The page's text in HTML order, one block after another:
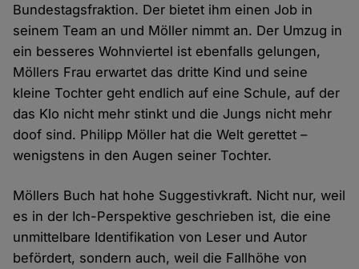
Bundestagsfraktion. Der bietet ihm einen Job in
seinem Team an und Möller nimmt an. Der Umzug in
ein besseres Wohnviertel ist ebenfalls gelungen,
Möllers Frau erwartet das dritte Kind und seine
kleine Tochter geht endlich auf eine Schule, auf der
das Klo nicht mehr stinkt und die Jungs nicht mehr
doof sind. Philipp Möller hat die Welt gerettet –
wenigstens in den Augen seiner Tochter.
Möllers Buch hat hohe Suggestivkraft. Nicht nur, weil
es in der Ich-Perspektive geschrieben ist, die eine
unmittelbare Identifikation von Leser und Autor
befördert, sondern auch, weil die Fallhöhe von